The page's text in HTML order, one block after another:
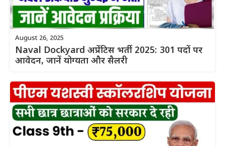
August 26, 2025
Naval Dockyard अप्रेंटिस भर्ती 2025: 301 पदों पर
आवेदन, जानें योग्यता और सैलरी